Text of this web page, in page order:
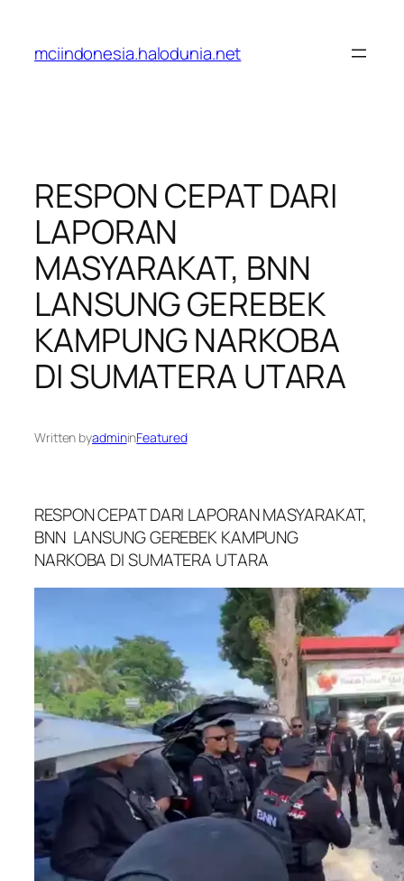
konten
mciindonesia.halodunia.net
RESPON CEPAT DARI
LAPORAN
MASYARAKAT, BNN
LANSUNG GEREBEK
KAMPUNG NARKOBA
DI SUMATERA UTARA
Written byadmininFeatured
RESPON CEPAT DARI LAPORAN MASYARAKAT,
BNN LANSUNG GEREBEK KAMPUNG
NARKOBA DI SUMATERA UTARA